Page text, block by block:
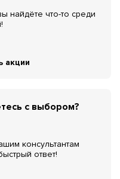
найдёте что-то среди
акции
с выбором?
консультантам
ответ!